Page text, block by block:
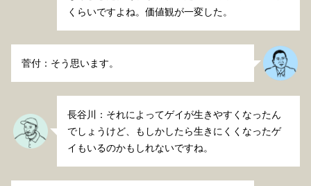
くらいですよね。価値観が一変した。
菅付：そう思います。
長谷川：それによってゲイが生きやすくなったん
でしょうけど、もしかしたら生きにくくなったゲ
イもいるのかもしれないですね。